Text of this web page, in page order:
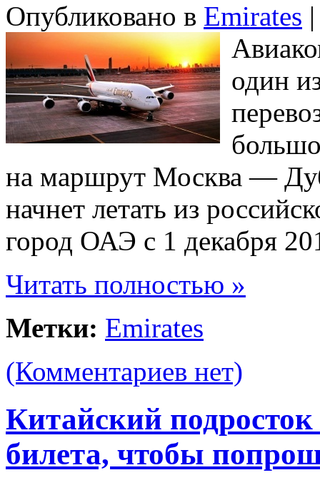
Опубликовано в Emirates
один
на маршрут Москва —
начнет летать из
город ОАЭ с 1 декабря
Читать полностью »
Метки: Emirates
(Комментариев нет)
Китайский
билета, чтобы